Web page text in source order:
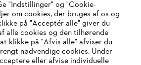
WIRD NICHT
"Indstillinger" og "Cookie-
om cookies, der bruges af os og
på "Acceptér alle" giver du
alle cookies og den tilhørende
klikke på "Afvis alle" afviser du
nødvendige cookies. Under
eller afvise individuelle